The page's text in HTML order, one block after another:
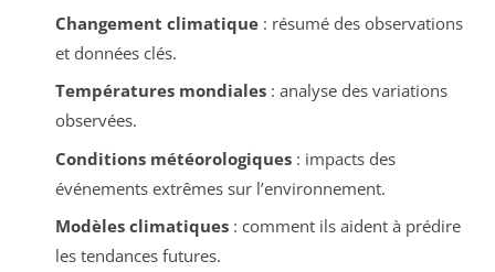
Changement climatique: résumé des observations
et données clés.
Températures mondiales: analyse des variations
observées.
Conditions météorologiques: impacts des
événements extrêmes sur l’environnement.
Modèles climatiques: comment ils aident à prédire
les tendances futures.